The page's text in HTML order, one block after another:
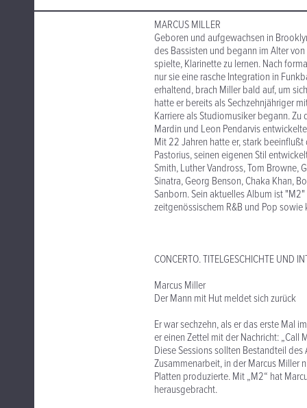
MARCUS MILLER
Geboren und aufgewachsen in
des Bassisten und begann im Alter
spielte, Klarinette zu lernen. Nach
nur sie eine rasche Integration in
erhaltend, brach Miller bald auf, um
hatte er bereits als Sechzehnjähriger
Karriere als Studiomusiker begann.
Mardin und Leon Pendarvis
Mit 22 Jahren hatte er, stark
Pastorius, seinen eigenen Stil
Smith, Luther Vandross, Tom Browne,
Sinatra, Georg Benson, Chaka Khan,
Sanborn. Sein aktuelles Album ist
zeitgenössischem R&B und Pop
CONCERTO. TITELGESCHICHTE UND
Marcus Miller
Der Mann mit Hut meldet sich zurück
Er war sechzehn, als er das erste Mal
er einen Zettel mit der Nachricht: „Call
Diese Sessions sollten Bestandteil
Zusammenarbeit, in der Marcus Miller
Platten produzierte. Mit „M2“ hat
herausgebracht.